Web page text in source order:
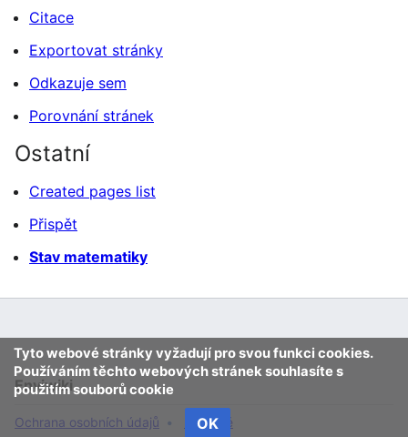
Citace
Exportovat stránky
Odkazuje sem
Porovnání stránek
Ostatní
Created pages list
Přispět
Stav matematiky
Tyto webové stránky vyžadují pro svou funkci cookies.
Používáním těchto webových stránek souhlasíte s
použitím souborů cookie
OK
Enviwiki
Ochrana osobních údajů Klasické